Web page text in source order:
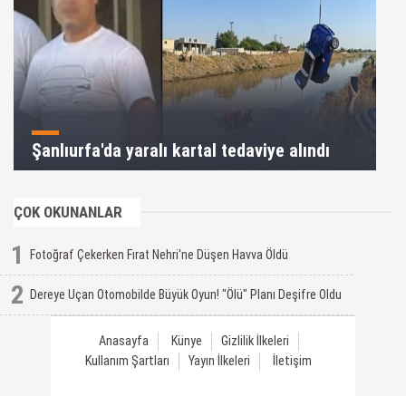
Şanlıurfa'da yaralı kartal tedaviye alındı
ÇOK OKUNANLAR
1 Fotoğraf Çekerken Fırat Nehri'ne Düşen Havva Öldü
2 Dereye Uçan Otomobilde Büyük Oyun! "Ölü" Planı Deşifre Oldu
Anasayfa Künye
Gizlilik İlkeleri
Kullanım Şartları
Yayın İlkeleri İletişim